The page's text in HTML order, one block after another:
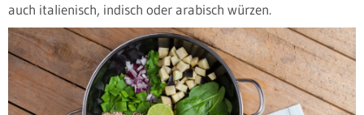
auch italienisch, indisch oder arabisch würzen.